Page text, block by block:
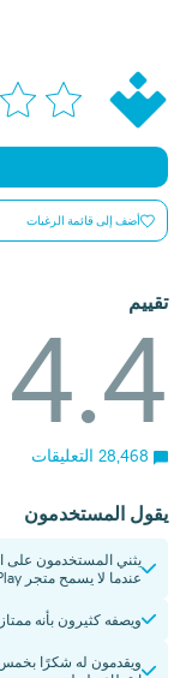
أضف إلى قائمة الرغبات
تقييم
4.4
يقول المستخدمون
عندما لا يسمح متجر Google Play بذلك
ويصفه كثيرون بأنه ممتاز
ويقدمون له شكرًا بخمس